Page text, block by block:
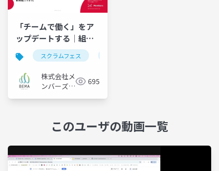
「チームで働く」をア
ップデートする｜組織
の持続可能性を高める
ためのハピネスリーダ
ー制度の実践｜メンバ
ーズ
スクラムフェス
株式会社メ
ンバーズ
695
このユーザの動画一覧